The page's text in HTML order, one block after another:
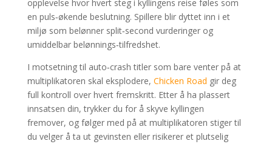
opplevelse hvor hvert steg i kyllingens reise føles som
en puls‑økende beslutning. Spillere blir dyttet inn i et
miljø som belønner split‑second vurderinger og
umiddelbar belønnings‑tilfredshet.
I motsetning til auto‑crash titler som bare venter på at
multiplikatoren skal eksplodere, Chicken Road gir deg
full kontroll over hvert fremskritt. Etter å ha plassert
innsatsen din, trykker du for å skyve kyllingen
fremover, og følger med på at multiplikatoren stiger til
du velger å ta ut gevinsten eller risikerer et plutselig